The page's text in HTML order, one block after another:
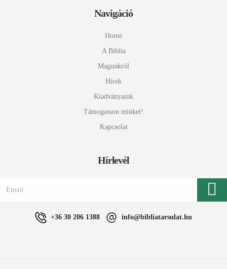
Navigáció
Home
A Biblia
Magunkról
Hírek
Kiadványaink
Támogasson minket!
Kapcsolat
Hírlevél
+36 30 206 1388 info@bibliatarsulat.hu